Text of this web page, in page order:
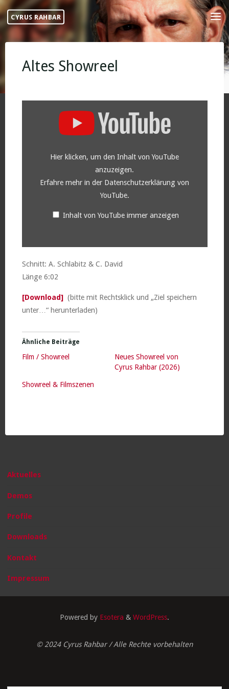
Skip
content
CYRUS RAHBAR
Altes Showreel
Hier klicken, um den Inhalt von YouTube
anzuzeigen.
Erfahre mehr in der Datenschutzerklärung von
YouTube.
Inhalt von YouTube immer anzeigen
Schnitt: A. Schlabitz & C. David
Länge 6:02
[Download] (bitte mit Rechtsklick und „Ziel speichern
unter…“ herunterladen)
Ähnliche Beiträge
Film / Showreel
Neues Showreel von
Cyrus Rahbar (2026)
Showreel & Filmszenen
Aktuelles
Demos
Profile
Downloads
Kontakt
Impressum
Powered by Esotera & WordPress.
© 2024 Cyrus Rahbar / Alle Rechte vorbehalten